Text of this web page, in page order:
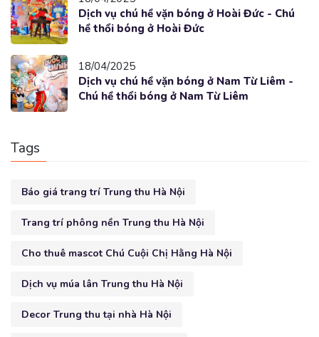
Dịch vụ chú hề vặn bóng ở Hoài Đức - Chú
hề thổi bóng ở Hoài Đức
18/04/2025
Dịch vụ chú hề vặn bóng ở Nam Từ Liêm -
Chú hề thổi bóng ở Nam Từ Liêm
Tags
Báo giá trang trí Trung thu Hà Nội
Trang trí phông nền Trung thu Hà Nội
Cho thuê mascot Chú Cuội Chị Hằng Hà Nội
Dịch vụ múa lân Trung thu Hà Nội
Decor Trung thu tại nhà Hà Nội